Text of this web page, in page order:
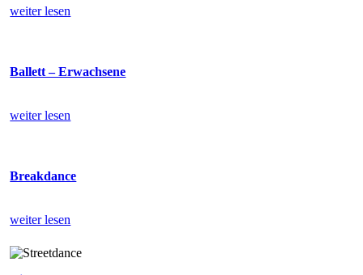
weiter lesen
Ballett – Erwachsene
weiter lesen
Breakdance
weiter lesen